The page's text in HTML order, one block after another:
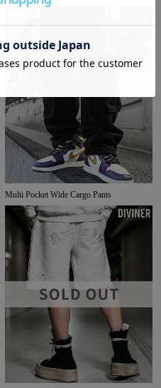
Multi Pocket Wide Cargo Pants